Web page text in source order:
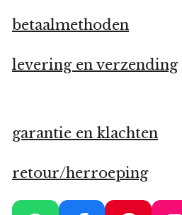
betaalmethoden
levering en verzending
garantie en klachten
retour/herroeping